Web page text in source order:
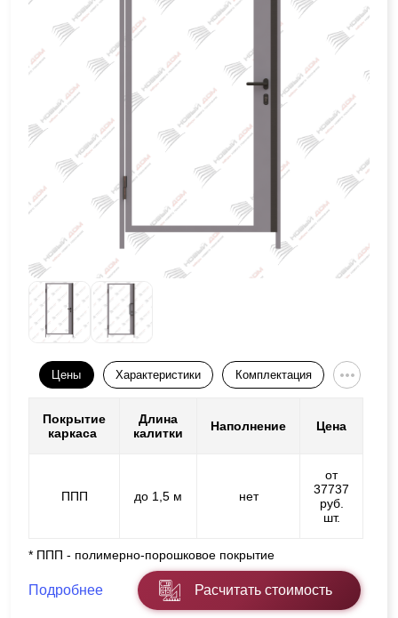
Цены Характеристики Комплектация
Покрытие
каркаса
Длина
калитки
Наполнение Цена
ППП до 1,5 м нет
от
37737
руб.
шт.
* ППП - полимерно-порошковое покрытие
Подробнее Расчитать стоимость